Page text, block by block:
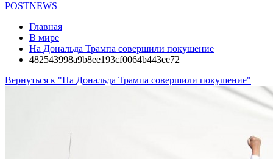
POSTNEWS
Главная
В мире
На Дональда Трампа совершили покушение
482543998a9b8ee193cf0064b443ee72
Вернуться к "На Дональда Трампа совершили покушение"